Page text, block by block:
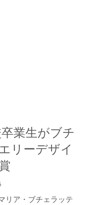
業生がブチ
リーデザイ
リア・ブチェラッテ